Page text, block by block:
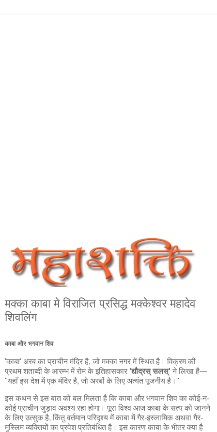
मक्का काबा मे विराजित प्रसिद्ध मक्‍केश्‍वर महादेव
शिवलिंग
काबा और भगवान शिव
'काबा' अरब का प्राचीन मंदिर है, जो मक्का नगर में स्थित है। विक्रम की
प्रथम शताब्दी के आरम्भ में रोम के इतिहासकार 'द्यौद्रस् सलस्' ने लिखा है—
"यहाँ इस देश में एक मंदिर है, जो अरबों के लिए अत्यंत पूजनीय है।"
इस कथन से इस बात को बल मिलता है कि काबा और भगवान शिव का कोई-न-
कोई प्राचीन जुड़ाव अवश्य रहा होगा। पूरा विश्व आज काबा के सत्य को जानने
के लिए उत्सुक है, किंतु वर्तमान परिदृश्य में काबा में गैर-इस्लामिक अथवा गैर-
मुस्लिम व्यक्तियों का प्रवेश प्रतिबंधित है। इस कारण काबा के भीतर क्या है